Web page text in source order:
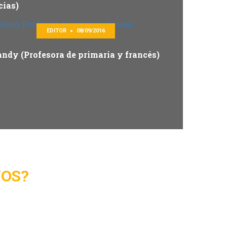
EDITOR 08/09/2016
(Profesora de primaria y francés)